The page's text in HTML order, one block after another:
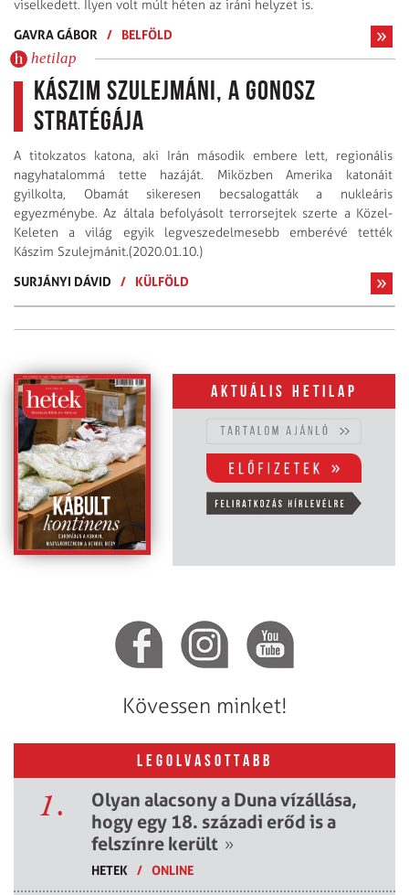
viselkedett. Ilyen volt múlt héten az iráni helyzet is.
GAVRA GÁBOR
/ BELFÖLD
hetilap
Kászim Szulejmáni, a gonosz
stratégája
A titokzatos katona, aki Irán második embere lett, regionális
nagyhatalommá tette hazáját. Miközben Amerika katonáit
gyilkolta, Obamát sikeresen becsalogatták a nukleáris
egyezménybe. Az általa befolyásolt terrorsejtek szerte a Közel-
Keleten a világ egyik legveszedelmesebb emberévé tették
Kászim Szulejmánit.(2020.01.10.)
SURJÁNYI DÁVID
/ KÜLFÖLD
Aktuális hetilap
Kövessen minket!
LEGOLVASOTTABB
1.
Olyan alacsony a Duna vízállása,
hogy egy 18. századi erőd is a
felszínre került »
HETEK / ONLINE